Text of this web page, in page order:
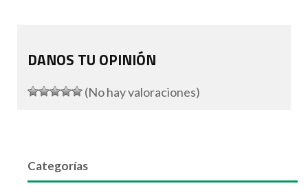
DANOS TU OPINIÓN
(No hay valoraciones)
Categorías